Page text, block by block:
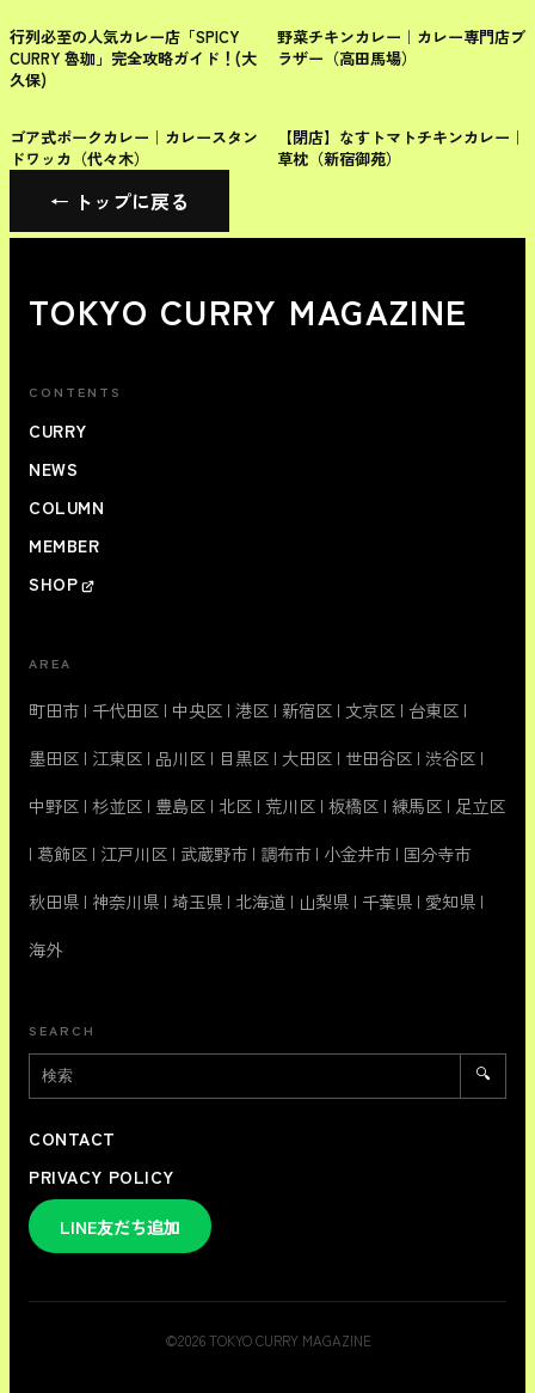
新宿区
行列必至の人気カレー店「SPICY
CURRY 魯珈」完全攻略ガイド！(大
久保)
新宿区
野菜チキンカレー｜カレー専門店ブ
ラザー（高田馬場）
新宿区
ゴア式ポークカレー｜カレースタン
ドワッカ（代々木）
新宿区
【閉店】なすトマトチキンカレー｜
草枕（新宿御苑）
← トップに戻る
TOKYO CURRY MAGAZINE
CONTENTS
CURRY
NEWS
COLUMN
MEMBER
SHOP
AREA
町田市 | 千代田区 | 中央区 | 港区 | 新宿区 | 文京区 | 台東区 |
墨田区 | 江東区 | 品川区 | 目黒区 | 大田区 | 世田谷区 | 渋谷区 |
中野区 | 杉並区 | 豊島区 | 北区 | 荒川区 | 板橋区 | 練馬区 | 足立区
| 葛飾区 | 江戸川区 | 武蔵野市 | 調布市 | 小金井市 | 国分寺市
秋田県 | 神奈川県 | 埼玉県 | 北海道 | 山梨県 | 千葉県 | 愛知県 |
海外
SEARCH
🔍
CONTACT
PRIVACY POLICY
LINE友だち追加
©2026TOKYO CURRY MAGAZINE